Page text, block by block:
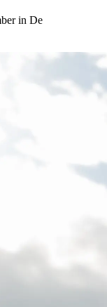
in De